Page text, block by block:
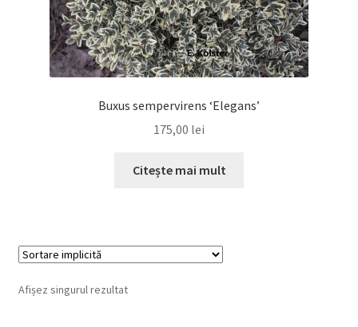
Buxus sempervirens ‘Elegans’
175,00 lei
Citește mai mult
Afișez singurul rezultat